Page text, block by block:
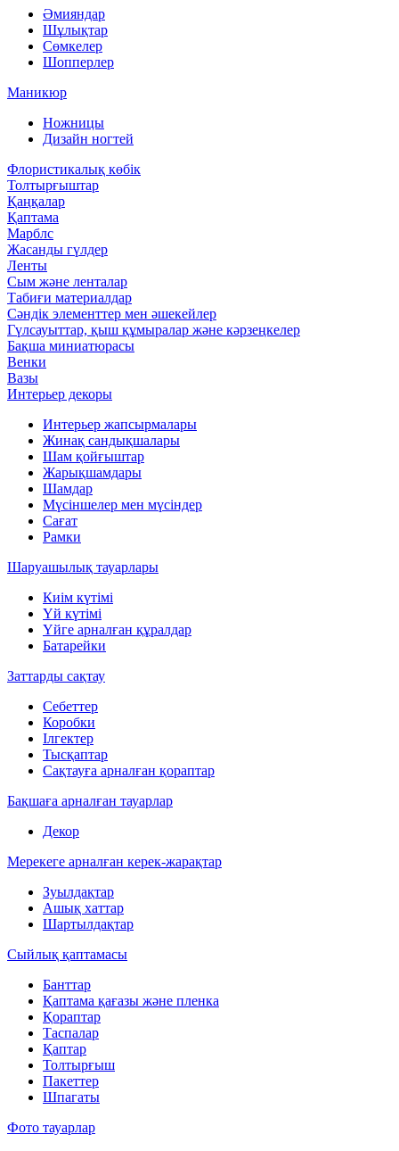
Әмияндар
Шұлықтар
Сөмкелер
Шопперлер
Маникюр
Ножницы
Дизайн ногтей
Флористикалық көбік
Толтырғыштар
Қаңқалар
Қаптама
Марблс
Жасанды гүлдер
Ленты
Сым және ленталар
Табиғи материалдар
Сәндік элементтер мен әшекейлер
Гүлсауыттар, қыш құмыралар және кәрзеңкелер
Бақша миниатюрасы
Венки
Вазы
Интерьер декоры
Интерьер жапсырмалары
Жинақ сандықшалары
Шам қойғыштар
Жарықшамдары
Шамдар
Мүсіншелер мен мүсіндер
Сағат
Рамки
Шаруашылық тауарлары
Киім күтімі
Үй күтімі
Үйге арналған құралдар
Батарейки
Заттарды сақтау
Себеттер
Коробки
Ілгектер
Тысқаптар
Сақтауға арналған қораптар
Бақшаға арналған тауарлар
Декор
Мерекеге арналған керек-жарақтар
Зуылдақтар
Ашық хаттар
Шартылдақтар
Сыйлық қаптамасы
Банттар
Қаптама қағазы және пленка
Қораптар
Таспалар
Қаптар
Толтырғыш
Пакеттер
Шпагаты
Фото тауарлар